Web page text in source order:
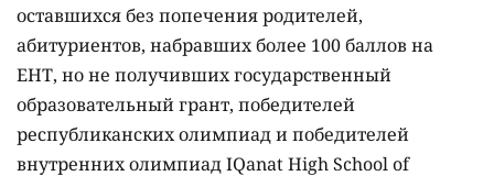
оставшихся без попечения родителей,
абитуриентов, набравших более 100 баллов на
ЕНТ, но не получивших государственный
образовательный грант, победителей
республиканских олимпиад и победителей
внутренних олимпиад IQanat High School of